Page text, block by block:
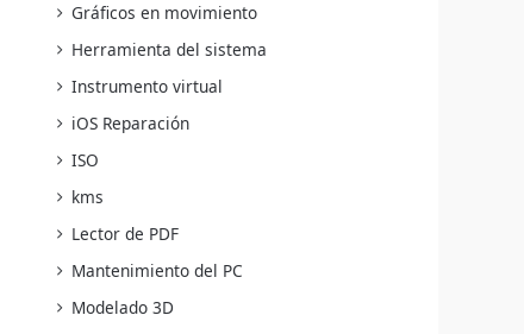
Gráficos en movimiento
Herramienta del sistema
Instrumento virtual
iOS Reparación
ISO
kms
Lector de PDF
Mantenimiento del PC
Modelado 3D